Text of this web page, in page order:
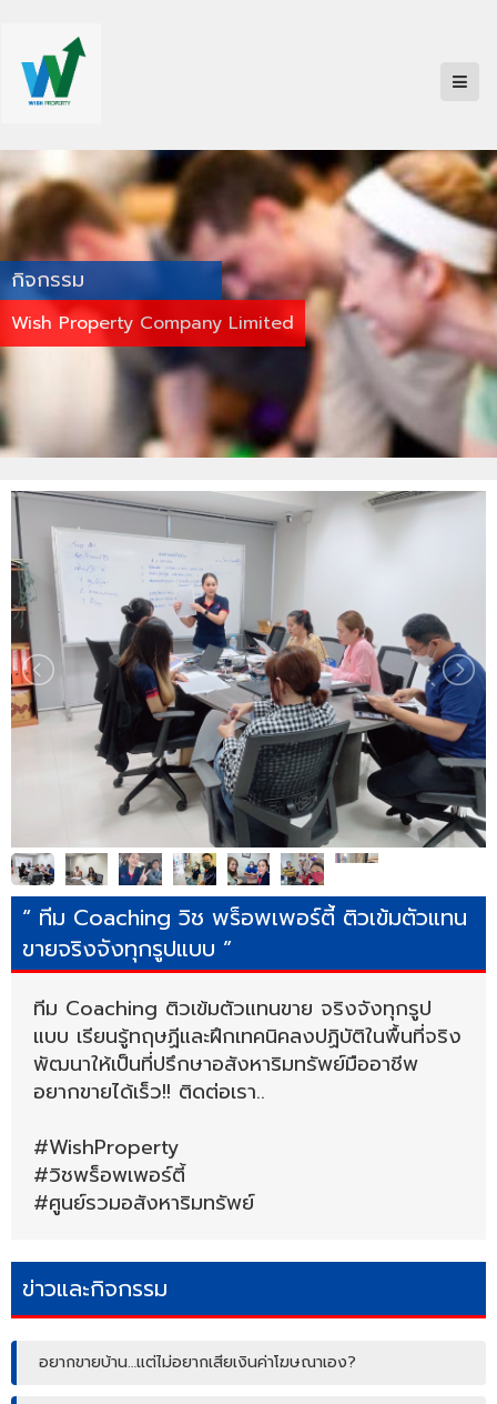
กิจกรรม
Wish Property Company Limited
“ ทีม Coaching วิช พร็อพเพอร์ตี้ ติวเข้มตัวแทน
ขายจริงจังทุกรูปแบบ ”
ทีม Coaching ติวเข้มตัวแทนขาย จริงจังทุกรูป
แบบ เรียนรู้ทฤษฏีและฝึกเทคนิคลงปฏิบัติในพื้นที่จริง
พัฒนาให้เป็นที่ปรึกษาอสังหาริมทรัพย์มืออาชีพ
อยากขายได้เร็ว!! ติดต่อเรา..
#WishProperty
#วิชพร็อพเพอร์ตี้
#ศูนย์รวมอสังหาริมทรัพย์
ข่าวและกิจกรรม
อยากขายบ้าน…แต่ไม่อยากเสียเงินค่าโฆษณาเอง?